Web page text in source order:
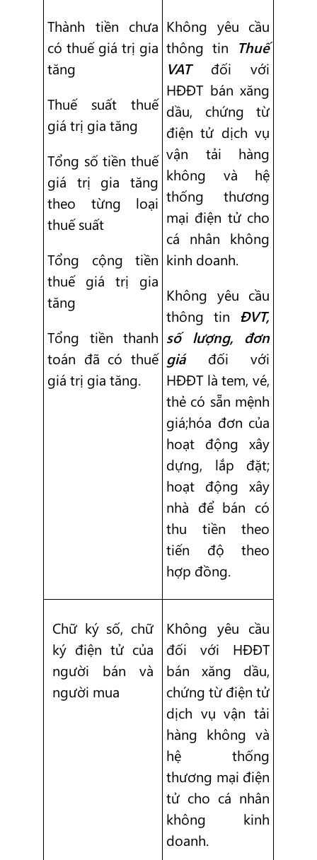
Thành tiền chưa
có thuế giá trị gia
tăng
Thuế suất thuế
giá trị gia tăng
Tổng số tiền thuế
giá trị gia tăng
theo từng loại
thuế suất
Tổng cộng tiền
thuế giá trị gia
tăng
Tổng tiền thanh
toán đã có thuế
giá trị gia tăng.
Không yêu cầu
thông tin Thuế
VAT đối với
HĐĐT bán xăng
dầu, chứng từ
điện tử dịch vụ
vận tải hàng
không và hệ
thống thương
mại điện tử cho
cá nhân không
kinh doanh.
Không yêu cầu
thông tin ĐVT,
số lượng, đơn
giáđối với
HĐĐT là tem, vé,
thẻ có sẵn mệnh
giá;hóa đơn của
hoạt động xây
dựng, lắp đặt;
hoạt động xây
nhà để bán có
thu tiền theo
tiến độ theo
hợp đồng.
Chữ ký số, chữ
ký điện tử của
người bán và
người mua
Không yêu cầu
đối với HĐĐT
bán xăng dầu,
chứng từ điện tử
dịch vụ vận tải
hàng không và
hệ thống
thương mại điện
tử cho cá nhân
không kinh
doanh.